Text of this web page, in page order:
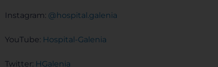
Instagram: ⁠⁠⁠⁠⁠⁠ @hospital.galenia⁠⁠⁠⁠⁠⁠
YouTube: ⁠⁠⁠⁠⁠⁠Hospital-Galenia ⁠⁠⁠⁠⁠⁠
Twitter: ⁠⁠⁠⁠⁠⁠ HGalenia⁠⁠⁠⁠⁠⁠